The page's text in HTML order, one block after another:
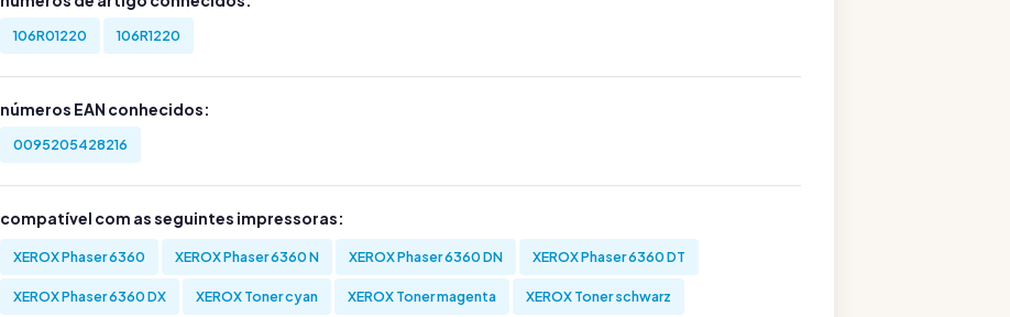
106R01220 106R1220
números EAN conhecidos:
0095205428216
compatível com as seguintes impressoras:
XEROX Phaser 6360 XEROX Phaser 6360 N XEROX Phaser 6360 DN XEROX Phaser 6360 DT
XEROX Phaser 6360 DX XEROX Toner cyan XEROX Toner magenta XEROX Toner schwarz